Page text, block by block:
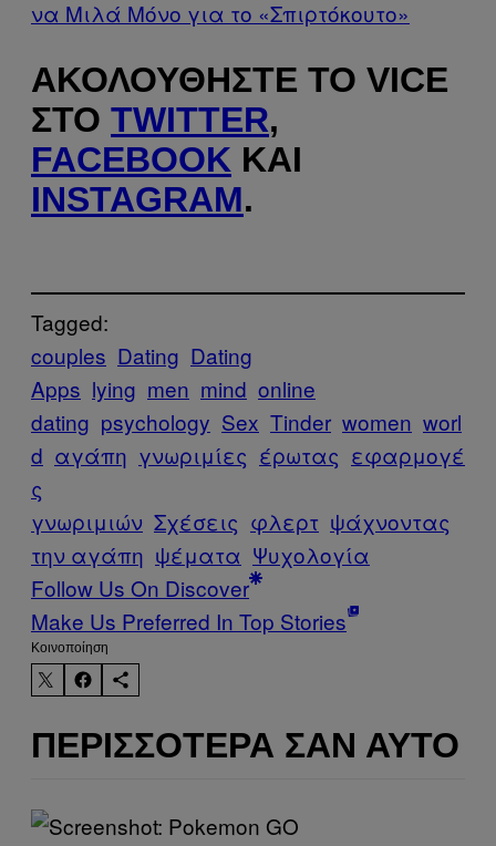
να Μιλά Μόνο για το «Σπιρτόκουτο»
ΑΚΟΛΟΥΘΉΣΤΕ ΤΟ VICE
ΣΤΟ TWITTER,
FACEBOOK ΚΑΙ
INSTAGRAM.
Tagged:
couples Dating Dating
Apps lying men mind online
dating psychology Sex Tinder women worl
d αγάπη γνωριμίες έρωτας εφαρμογέ
ς
γνωριμιών Σχέσεις φλερτ ψάχνοντας
την αγάπη ψέματα Ψυχολογία
Follow Us On Discover
Make Us Preferred In Top Stories
Kοινοποίηση
ΠΕΡΙΣΣΌΤΕΡΑ ΣΑΝ ΑΥΤΌ